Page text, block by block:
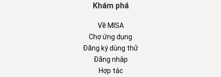
Khám phá
Về MISA
Chợ ứng dụng
Đăng ký dùng thử
Đăng nhập
Hợp tác